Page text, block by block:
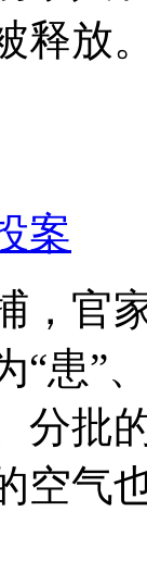
释放
案
，官
“患”
分批
空气